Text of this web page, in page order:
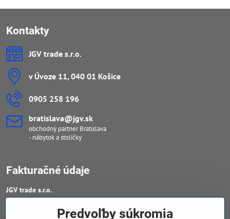
Kontakty
JGV trade s​.r​.o​.
v Úvoze 11, 040 01 Košice
0905 258 196
bratislava​@jgv​.sk
obchodný partner Bratislava
- nábytok a stoličky
Fakturačné údaje
JGV trade s​.r​.o​.
Predvoľby súkromia